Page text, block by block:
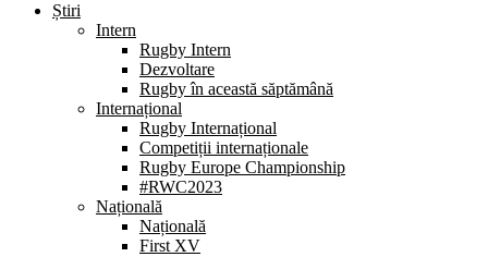
Știri
Intern
Rugby Intern
Dezvoltare
Rugby în această săptămână
Internațional
Rugby Internațional
Competiții internaționale
Rugby Europe Championship
#RWC2023
Națională
Națională
First XV